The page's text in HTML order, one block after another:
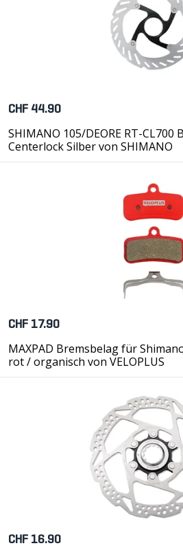
CHF 44.90
SHIMANO 105/DEORE RT-CL700
Centerlock Silber von SHIMANO
CHF 17.90
MAXPAD Bremsbelag für
rot / organisch von VELOPLUS
CHF 16.90